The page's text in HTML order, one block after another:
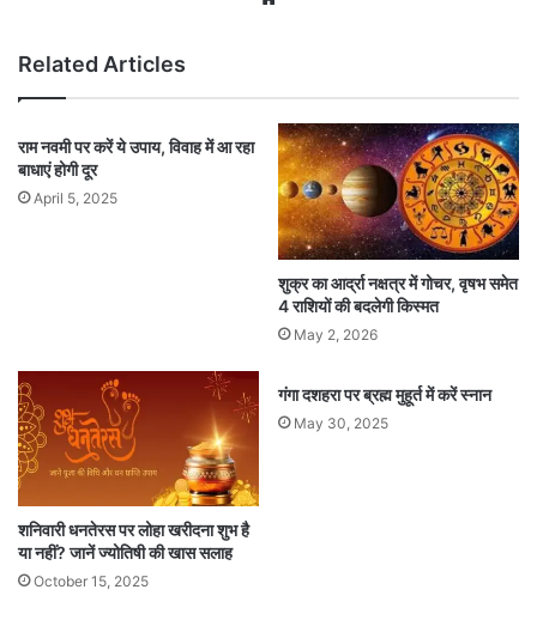
Related Articles
राम नवमी पर करें ये उपाय, विवाह में आ रहा
बाधाएं होगी दूर
April 5, 2025
शुक्र का आर्द्रा नक्षत्र में गोचर, वृषभ समेत
4 राशियों की बदलेगी किस्मत
May 2, 2026
शनिवारी धनतेरस पर लोहा खरीदना शुभ है
या नहीं? जानें ज्योतिषी की खास सलाह
October 15, 2025
गंगा दशहरा पर ब्रह्म मुहूर्त में करें स्नान
May 30, 2025